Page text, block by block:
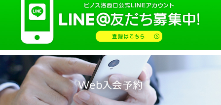
2025.01(14)
2024.12(14)
2024.10(18)
2024.09(15)
2024.08(21)